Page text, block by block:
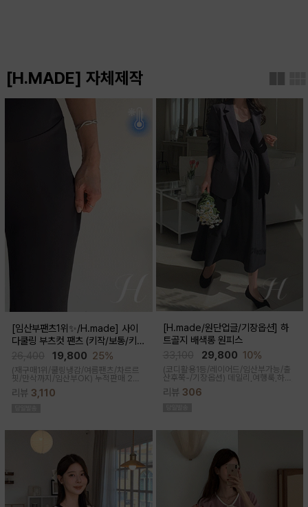
[H.MADE] 자체제작
[임산부팬츠1위✨/H.made] 사이
다쿨링 부츠컷 팬츠 (키작/보통/키
19,800 25%
(재구매1위/쿨링냉감/여름팬츠/차르르
핏/만삭까지/임산부OK) 누적판매 2만
성이 뛰어나 쾌적한 착용감으로 여름시
리뷰 3,110
[H.made/원단업글/기장옵션] 하
트골지 배색롱 원피스
29,800 10%
(코디활용1등/레이어드/임산부가능/출
산후쭉-/기장옵션) 데일리,여행룩,하객
룩,출근룩 OK! 하트넥 디자인으로 여성
스러움이 물씬 느껴지고 맥시한 기장감
리뷰 306